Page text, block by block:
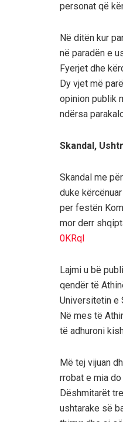
personat që
Në ditën kur
në paradën e
Fyerjet dhe
Dy vjet më
opinion publik
ndërsa
Skandal,
Skandal me
duke
per festën
mor derr
0KRqI
Lajmi u bë
qendër të
Universitetin e
Në mes të
të adhuroni
Më tej vijuan
rrobat e mia
Dëshmitarët
ushtarake së